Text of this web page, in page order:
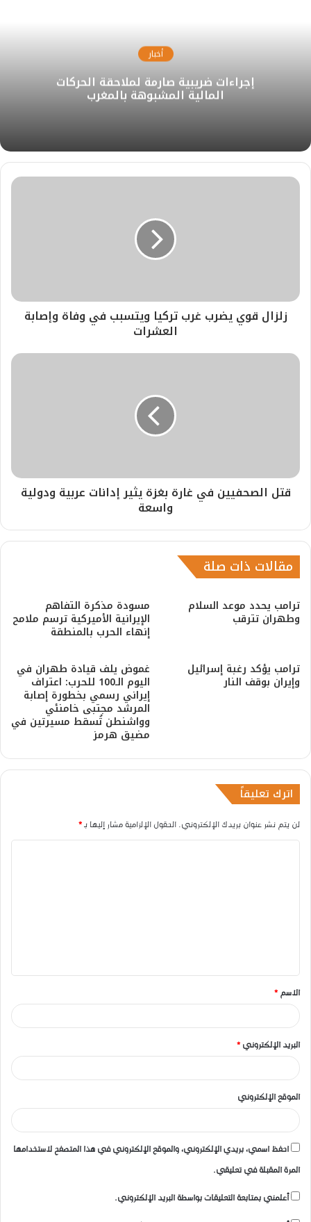
أخبار
إجراءات ضريبية صارمة لملاحقة الحركات
المالية المشبوهة بالمغرب
زلزال قوي يضرب غرب تركيا ويتسبب في وفاة وإصابة
العشرات
قتل الصحفيين في غارة بغزة يثير إدانات عربية ودولية
واسعة
مقالات ذات صلة
ترامب يحدد موعد السلام
وطهران تترقب
مسودة مذكرة التفاهم
الإيرانية الأميركية ترسم ملامح
إنهاء الحرب بالمنطقة
ترامب يؤكد رغبة إسرائيل
وإيران بوقف النار
غموض يلف قيادة طهران في
اليوم الـ100 للحرب: اعتراف
إيراني رسمي بخطورة إصابة
المرشد مجتبى خامنئي
وواشنطن تُسقط مسيرتين في
مضيق هرمز
اترك تعليقاً
لن يتم نشر عنوان بريدك الإلكتروني. الحقول الإلزامية مشار إليها بـ*
ق
*
الاسم *
البريد الإلكتروني *
الموقع الإلكتروني
احفظ اسمي، بريدي الإلكتروني، والموقع الإلكتروني في هذا المتصفح لاستخدامها
المرة المقبلة في تعليقي.
أعلمني بمتابعة التعليقات بواسطة البريد الإلكتروني.